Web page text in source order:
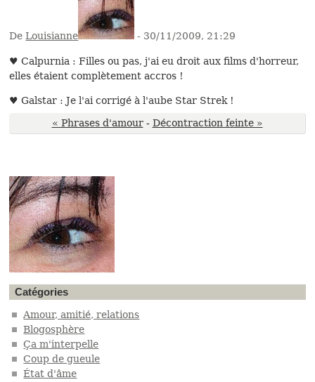
DeLouisianne - 30/11/2009, 21:29
♥ Calpurnia : Filles ou pas, j'ai eu droit aux films d'horreur,
elles étaient complètement accros !
♥ Galstar : Je l'ai corrigé à l'aube Star Strek !
« Phrases d'amour - Décontraction feinte »
Catégories
Amour, amitié, relations
Blogosphère
Ça m'interpelle
Coup de gueule
État d'âme